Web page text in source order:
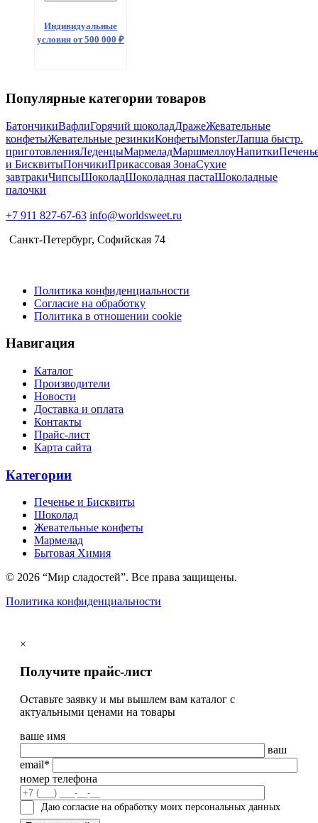
Индивидуальные
условия от 500 000 ₽
Популярные категории товаров
БатончикиВафлиГорячий шоколадДражеЖевательные
конфетыЖевательные резинкиКонфетыMonsterЛапша быстр.
приготовленияЛеденцыМармеладМаршмеллоуНапитки
и БисквитыПончикиПрикассовая ЗонаСухие
завтракиЧипсыШоколадШоколадная пастаШоколадные
палочки
+7 911 827-67-63 info@worldsweet.ru
Санкт-Петербург​, Софийская 74
Политика конфиденциальности
Согласие на обработку
Политика в отношении cookie
Навигация
Каталог
Производители
Новости
Доставка и оплата
Контакты
Прайс-лист
Карта сайта
Категории
Печенье и Бисквиты
Шоколад
Жевательные конфеты
Мармелад
Бытовая Химия
© 2026 “Мир сладостей”. Все права защищены.
Политика конфиденциальности
×
Получите прайс-лист
Оставьте заявку и мы вышлем вам каталог с
актуальными ценами на товары
ваше имя
ваш
email*
номер телефона
Даю согласие на обработку моих персональных данных